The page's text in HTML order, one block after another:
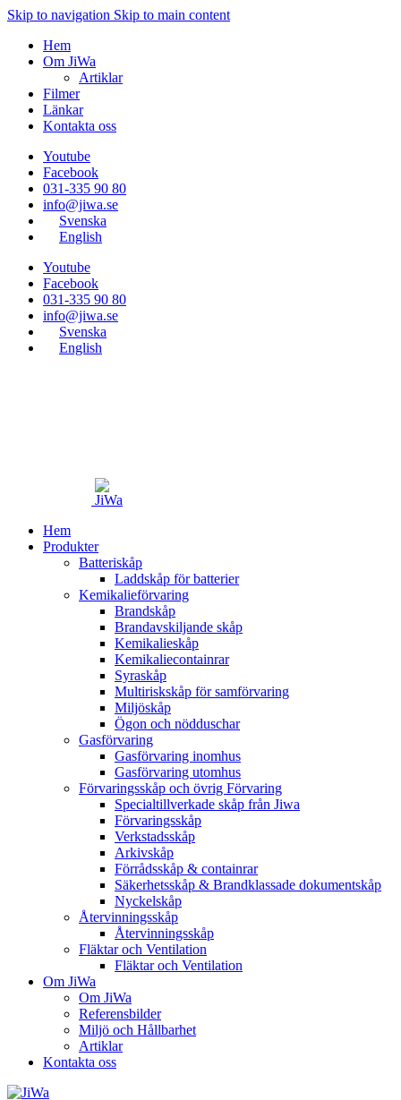
Skip to navigation Skip to main content
Hem
Om JiWa
Artiklar
Filmer
Länkar
Kontakta oss
Youtube
Facebook
031-335 90 80
info@jiwa.se
Svenska
English
Youtube
Facebook
031-335 90 80
info@jiwa.se
Svenska
English
Hem
Produkter
Batteriskåp
Laddskåp för batterier
Kemikalieförvaring
Brandskåp
Brandavskiljande skåp
Kemikalieskåp
Kemikaliecontainrar
Syraskåp
Multiriskskåp för samförvaring
Miljöskåp
Ögon och nödduschar
Gasförvaring
Gasförvaring inomhus
Gasförvaring utomhus
Förvaringsskåp och övrig Förvaring
Specialtillverkade skåp från Jiwa
Förvaringsskåp
Verkstadsskåp
Arkivskåp
Förrådsskåp & containrar
Säkerhetsskåp & Brandklassade dokumentskåp
Nyckelskåp
Återvinningsskåp
Återvinningsskåp
Fläktar och Ventilation
Fläktar och Ventilation
Om JiWa
Om JiWa
Referensbilder
Miljö och Hållbarhet
Artiklar
Kontakta oss